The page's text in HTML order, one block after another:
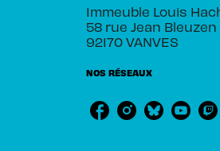
Immeuble Louis
58 rue Jean Bleuzen
92170 VANVES
NOS RÉSEAUX